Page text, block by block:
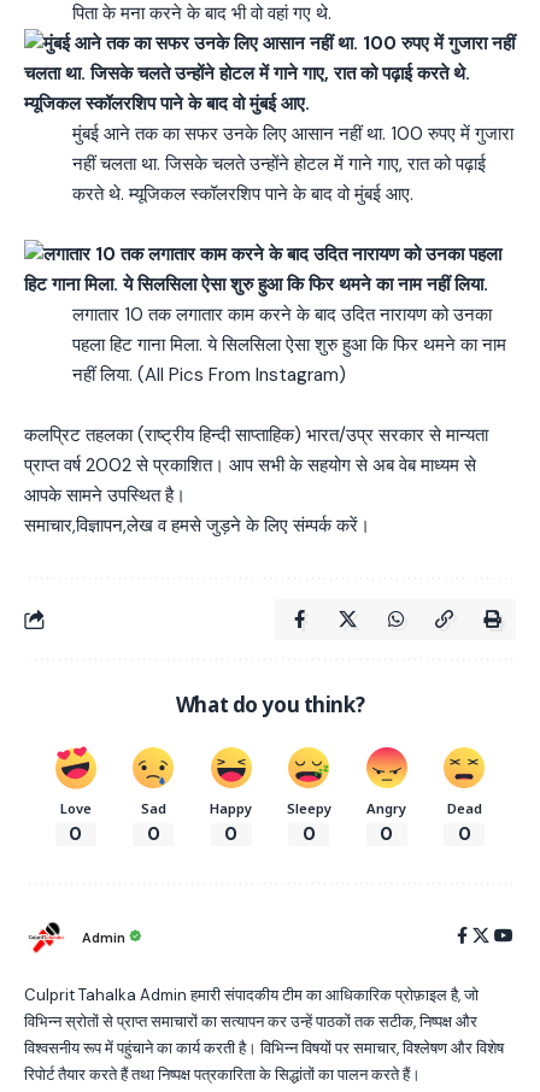
पिता के मना करने के बाद भी वो वहां गए थे.
मुंबई आने तक का सफर उनके लिए आसान नहीं था. 100 रुपए में गुजारा
नहीं चलता था. जिसके चलते उन्होंने होटल में गाने गाए, रात को पढ़ाई
करते थे. म्यूजिकल स्कॉलरशिप पाने के बाद वो मुंबई आए.
लगातार 10 तक लगातार काम करने के बाद उदित नारायण को उनका
पहला हिट गाना मिला. ये सिलसिला ऐसा शुरु हुआ कि फिर थमने का नाम
नहीं लिया. (All Pics From Instagram)
कलप्रिट तहलका (राष्ट्रीय हिन्दी साप्ताहिक) भारत/उप्र सरकार से मान्यता
प्राप्त वर्ष 2002 से प्रकाशित। आप सभी के सहयोग से अब वेब माध्यम से
आपके सामने उपस्थित है।
समाचार,विज्ञापन,लेख व हमसे जुड़ने के लिए संम्पर्क करें।
What do you think?
Love
0
Sad
0
Happy
0
Sleepy
0
Angry
0
Dead
0
Admin
Culprit Tahalka Admin हमारी संपादकीय टीम का आधिकारिक प्रोफ़ाइल है, जो
विभिन्न स्रोतों से प्राप्त समाचारों का सत्यापन कर उन्हें पाठकों तक सटीक, निष्पक्ष और
विश्वसनीय रूप में पहुंचाने का कार्य करती है। विभिन्न विषयों पर समाचार, विश्लेषण और विशेष
रिपोर्ट तैयार करते हैं तथा निष्पक्ष पत्रकारिता के सिद्धांतों का पालन करते हैं।